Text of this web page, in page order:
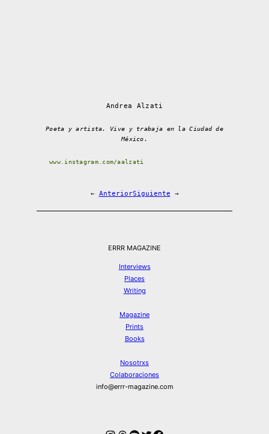
Andrea Alzati
Poeta y artista. Vive y trabaja en la Ciudad de
México.
www.instagram.com/aalzati
← AnteriorSiguiente →
ERRR MAGAZINE
Interviews
Places
Writing
Magazine
Prints
Books
Nosotrxs
Colaboraciones
info@errr-magazine.com